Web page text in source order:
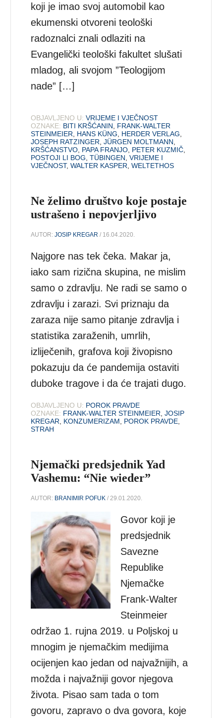
koji je imao svoj automobil kao
ekumenski otvoreni teološki
radoznalci znali odlaziti na
Evangelički teološki fakultet slušati
mladog, ali svojom ”Teologijom
nade” […]
OBJAVLJENO U: VRIJEME I VJEČNOST
OZNAKE: BITI KRŠĆANIN
FRANK-WALTER
STEINMEIER
HANS KÜNG HERDER VERLAG
JOSEPH RATZINGER ,JÜRGEN MOLTMANN
KRŠĆANSTVO PAPA FRANJO PETER KUZMIČ
POSTOJI LI BOG ,TÜBINGEN ,VRIJEME I
VJEČNOST,WALTER KASPER ,WELTETHOS
Ne želimo društvo koje postaje
ustrašeno i nepovjerljivo
AUTOR:JOSIP KREGAR / 16.04.2020.
Najgore nas tek čeka. Makar ja,
iako sam rizična skupina, ne mislim
samo o zdravlju. Ne radi se samo o
zdravlju i zarazi. Svi priznaju da
zaraza nije samo pitanje zdravlja i
statistika zaraženih, umrlih,
izliječenih, grafova koji živopisno
pokazuju da će pandemija ostaviti
duboke tragove i da će trajati dugo.
OBJAVLJENO U: POROK PRAVDE
OZNAKE: FRANK-WALTER STEINMEIER ,JOSIP
KREGAR
KONZUMERIZAM POROK PRAVDE
STRAH
Njemački predsjednik Yad
Vashemu: “Nie wieder”
AUTOR: BRANIMIR POFUK / 29.01.2020.
Govor koji je
predsjednik
Savezne
Republike
Njemačke
Frank-Walter
Steinmeier
održao 1. rujna 2019. u Poljskoj u
mnogim je njemačkim medijima
ocijenjen kao jedan od najvažnijih, a
možda i najvažniji govor njegova
života. Pisao sam tada o tom
govoru, zapravo o dva govora, koje